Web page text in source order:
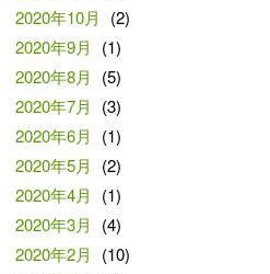
2020年10月
(2)
2020年9月
(1)
2020年8月
(5)
2020年7月
(3)
2020年6月
(1)
2020年5月
(2)
2020年4月
(1)
2020年3月
(4)
2020年2月
(10)